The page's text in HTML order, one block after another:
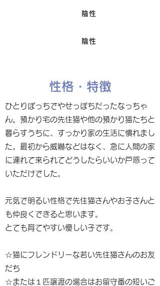
陰性
陰性
性格・特徴
ひとりぼっちでやせっぽちだったなっちゃ
ん。預かり宅の先住猫や他の預かり猫たちと
暮らすうちに、すっかり家の生活に慣れまし
た。最初から威嚇などはなく、急に人間の家
に連れて来られてどうしたらいいか戸惑って
いただけでした。
元気で明るい性格で先住猫さんやお子さんと
も仲良くできると思います。
とても育てやすい優しい子です。
☆猫にフレンドリーな若い先住猫さんのお友
だち
☆または１匹譲渡の場合はお留守番の短いご